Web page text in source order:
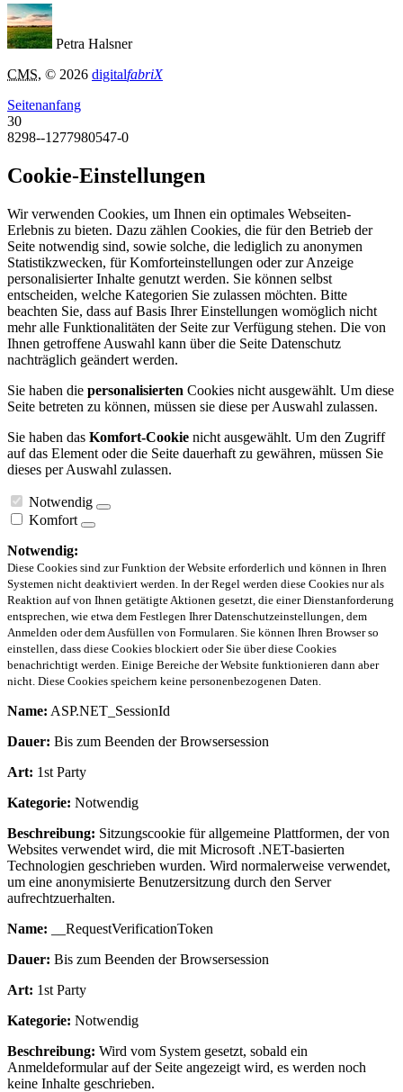
Petra Halsner
CMS, © 2026 digitalfabriX
Seitenanfang
30
8298--1277980547-0
Cookie-Einstellungen
Wir verwenden Cookies, um Ihnen ein optimales Webseiten-
Erlebnis zu bieten. Dazu zählen Cookies, die für den Betrieb der
Seite notwendig sind, sowie solche, die lediglich zu anonymen
Statistikzwecken, für Komforteinstellungen oder zur Anzeige
personalisierter Inhalte genutzt werden. Sie können selbst
entscheiden, welche Kategorien Sie zulassen möchten. Bitte
beachten Sie, dass auf Basis Ihrer Einstellungen womöglich nicht
mehr alle Funktionalitäten der Seite zur Verfügung stehen. Die von
Ihnen getroffene Auswahl kann über die Seite Datenschutz
nachträglich geändert werden.
Sie haben die personalisierten Cookies nicht ausgewählt. Um diese
Seite betreten zu können, müssen sie diese per Auswahl zulassen.
Sie haben das Komfort-Cookie nicht ausgewählt. Um den Zugriff
auf das Element oder die Seite dauerhaft zu gewähren, müssen Sie
dieses per Auswahl zulassen.
Notwendig
Komfort
Notwendig:
Diese Cookies sind zur Funktion der Website erforderlich und können in Ihren
Systemen nicht deaktiviert werden. In der Regel werden diese Cookies nur als
Reaktion auf von Ihnen getätigte Aktionen gesetzt, die einer Dienstanforderung
entsprechen, wie etwa dem Festlegen Ihrer Datenschutzeinstellungen, dem
Anmelden oder dem Ausfüllen von Formularen. Sie können Ihren Browser so
einstellen, dass diese Cookies blockiert oder Sie über diese Cookies
benachrichtigt werden. Einige Bereiche der Website funktionieren dann aber
nicht. Diese Cookies speichern keine personenbezogenen Daten.
Name: ASP.NET_SessionId
Dauer: Bis zum Beenden der Browsersession
Art: 1st Party
Kategorie: Notwendig
Beschreibung: Sitzungscookie für allgemeine Plattformen, der von
Websites verwendet wird, die mit Microsoft .NET-basierten
Technologien geschrieben wurden. Wird normalerweise verwendet,
um eine anonymisierte Benutzersitzung durch den Server
aufrechtzuerhalten.
Name: __RequestVerificationToken
Dauer: Bis zum Beenden der Browsersession
Art: 1st Party
Kategorie: Notwendig
Beschreibung: Wird vom System gesetzt, sobald ein
Anmeldeformular auf der Seite angezeigt wird, es werden noch
keine Inhalte geschrieben.